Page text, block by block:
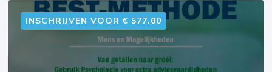
INSCHRIJVEN VOOR € 577.00